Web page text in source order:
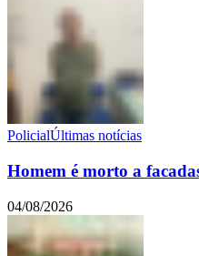
PolicialÚltimas notícias
Homem é morto a
04/08/2026